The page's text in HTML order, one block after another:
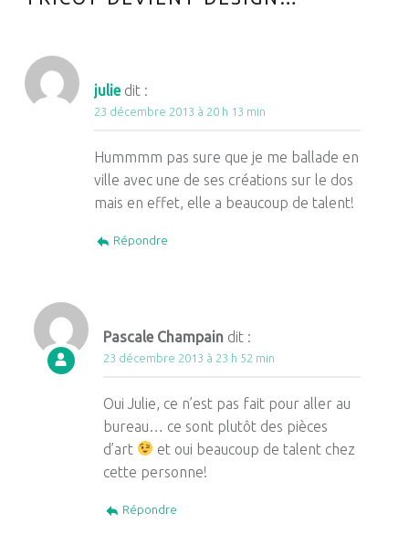
julie dit :
23 décembre 2013 à 20 h 13 min
Hummmm pas sure que je me ballade en
ville avec une de ses créations sur le dos
mais en effet, elle a beaucoup de talent!
Répondre
Pascale Champain dit :
23 décembre 2013 à 23 h 52 min
Oui Julie, ce n’est pas fait pour aller au
bureau… ce sont plutôt des pièces
d’art
et oui beaucoup de talent chez
cette personne!
Répondre